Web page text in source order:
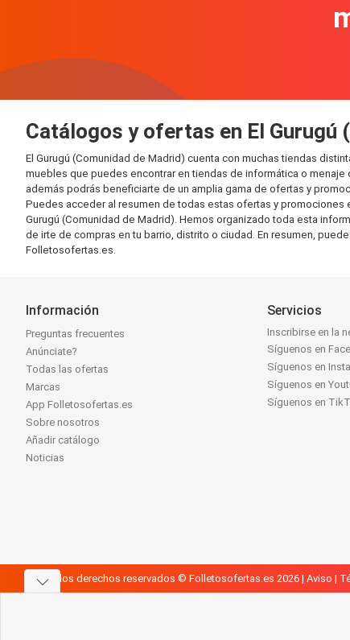
Catálogos y ofertas en El Gurugú
El Gurugú (Comunidad de Madrid) cuenta con muchas tiendas
muebles que puedes encontrar en tiendas de informática o
además podrás beneficiarte de un amplia gama de ofertas y
Puedes acceder al resumen de todas estas ofertas y
Gurugú (Comunidad de Madrid). Hemos organizado toda esta
de irte de compras en tu barrio, distrito o ciudad. En resumen,
Folletosofertas.es.
Información
Preguntas frecuentes
Anúnciate?
Todas las ofertas
Marcas
App Folletosofertas.es
Sobre nosotros
Añadir catálogo
Noticias
Servicios
Inscribirse en la
Síguenos en
Síguenos en
Síguenos en
Síguenos en
Todos los derechos reservados © Folletosofertas.es 2026 | Aviso |